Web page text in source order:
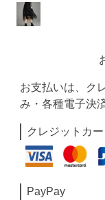
お支払いは、ク
み・各種電子決
クレジットカー
PayPay